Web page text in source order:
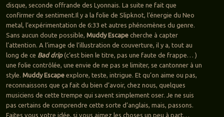
disque, seconde offrande des Lyonnais. La suite ne fait que
confirmer de sentiment.Il y a la folie de Slipknot, l’énergie du Neo
metal, l’expérimentation de 6:33 et autres phénomènes du genre.
Sans aucun doute possible, Muddy Escapecherche à capter
l’attention. A l’image de l’illustration de couverture, il y a, tout au
long de ce Bad drip(c’est bien le titre, pas une faute de frappe… )
une folie contrôlée, une envie de ne pas se limiter, se cantonner à un
style. Muddy Escapeexplore, teste, intrigue. Et qu’on aime ou pas,
reconnaissons que ça fait du bien d’avoir, chez nous, quelques
musiciens de cette trempe qui savent simplement oser. Je ne suis
pas certains de comprendre cette sorte d’anglais, mais, passons.
Faites vous votre idée, si vous aimez les choses un peu à part…